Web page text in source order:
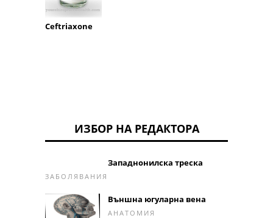
Ceftriaxone
ИЗБОР НА РЕДАКТОРА
Западнонилска треска
ЗАБОЛЯВАНИЯ
Външна югуларна вена
АНАТОМИЯ